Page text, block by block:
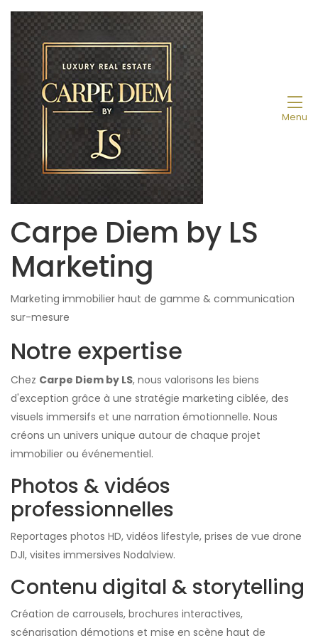
Menu
Carpe Diem by LS
Marketing
Marketing immobilier haut de gamme & communication
sur-mesure
Notre expertise
Chez Carpe Diem by LS, nous valorisons les biens
d'exception grâce à une stratégie marketing ciblée, des
visuels immersifs et une narration émotionnelle. Nous
créons un univers unique autour de chaque projet
immobilier ou événementiel.
Photos & vidéos
professionnelles
Reportages photos HD, vidéos lifestyle, prises de vue drone
DJI, visites immersives Nodalview.
Contenu digital & storytelling
Création de carrousels, brochures interactives,
scénarisation démotions et mise en scène haut de